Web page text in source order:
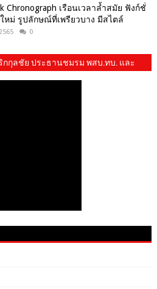
Chronograph เรือนเวลาล้ำสมัย ฟังก์ชั่
หม่ รูปลักษณ์ที่เพรียวบาง มีสไตล์
0
กุลชัย ประธานชมรม พสบ.ทบ. และ​